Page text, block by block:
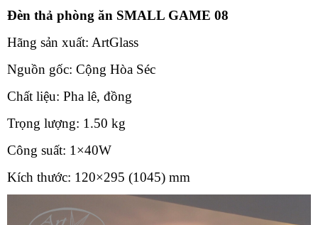
Đèn thả phòng ăn SMALL GAME 08
Hãng sản xuất: ArtGlass
Nguồn gốc: Cộng Hòa Séc
Chất liệu: Pha lê, đồng
Trọng lượng: 1.50 kg
Công suất: 1×40W
Kích thước: 120×295 (1045) mm